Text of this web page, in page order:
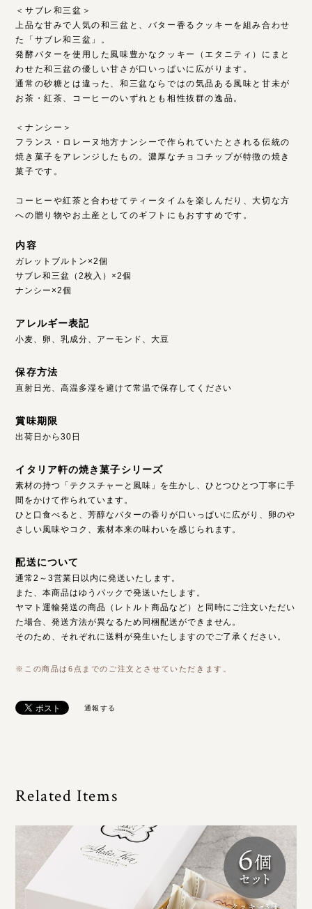
＜サブレ和三盆＞
上品な甘みで人気の和三盆と、バター香るクッキーを組み合わせ
た「サブレ和三盆」。
発酵バターを使用した風味豊かなクッキー（エタニティ）にまと
わせた和三盆の優しい甘さが口いっぱいに広がります。
通常の砂糖とは違った、和三盆ならではの気品ある風味と甘未が
お茶・紅茶、コーヒーのいずれとも相性抜群の逸品。
＜ナンシー＞
フランス・ロレーヌ地方ナンシーで作られていたとされる伝統の
焼き菓子をアレンジしたもの。濃厚なチョコチップが特徴の焼き
菓子です。
コーヒーや紅茶と合わせてティータイムを楽しんだり、大切な方
への贈り物やお土産としてのギフトにもおすすめです。
内容
ガレットブルトン×2個
サブレ和三盆（2枚入）×2個
ナンシー×2個
アレルギー表記
小麦、卵、乳成分、アーモンド、大豆
保存方法
直射日光、高温多湿を避けて常温で保存してください
賞味期限
出荷日から30日
イタリア軒の焼き菓子シリーズ
素材の持つ「テクスチャーと風味」を生かし、ひとつひとつ丁寧に手
間をかけて作られています。
ひと口食べると、芳醇なバターの香りが口いっぱいに広がり、卵のや
さしい風味やコク、素材本来の味わいを感じられます。
配送について
通常2～3営業日以内に発送いたします。
また、本商品はゆうパックで発送いたします。
ヤマト運輸発送の商品（レトルト商品など）と同時にご注文いただい
た場合、発送方法が異なるため同梱配送ができません。
そのため、それぞれに送料が発生いたしますのでご了承ください。
※この商品は6点までのご注文とさせていただきます。
通報する
Related Items